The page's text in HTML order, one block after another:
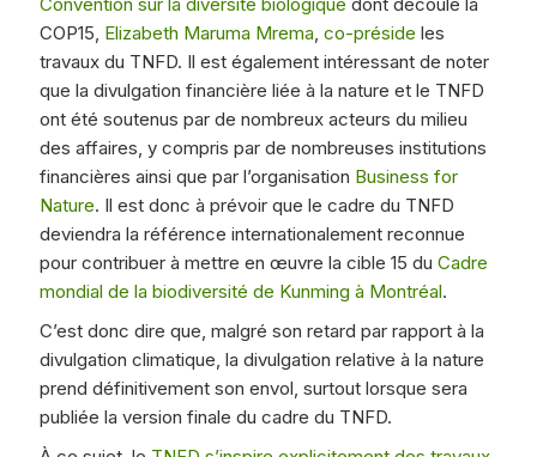
COP15, Elizabeth Maruma Mrema co-préside les
travaux du TNFD. Il est également intéressant de noter
que la divulgation financière liée à la nature et le TNFD
ont été soutenus par de nombreux acteurs du milieu
des affaires, y compris par de nombreuses institutions
financières ainsi que par l’organisation Business for
Nature. Il est donc à prévoir que le cadre du TNFD
deviendra la référence internationalement reconnue
pour contribuer à mettre en œuvre la cible 15 du Cadre
mondial de la biodiversité de Kunming à Montréal.
C’est donc dire que, malgré son retard par rapport à la
divulgation climatique, la divulgation relative à la nature
prend définitivement son envol, surtout lorsque sera
publiée la version finale du cadre du TNFD.